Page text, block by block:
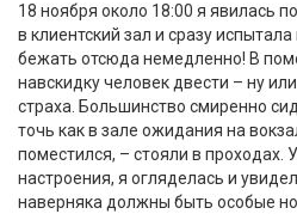
18 ноября около 18:00 я явилась
в клиентский зал и сразу
бежать отсюда немедленно! В
навскидку человек двести – ну
страха. Большинство смиренно
точь как в зале ожидания на
поместился, – стояли в проходах.
настроения, я огляделась и
наверняка должны быть особые